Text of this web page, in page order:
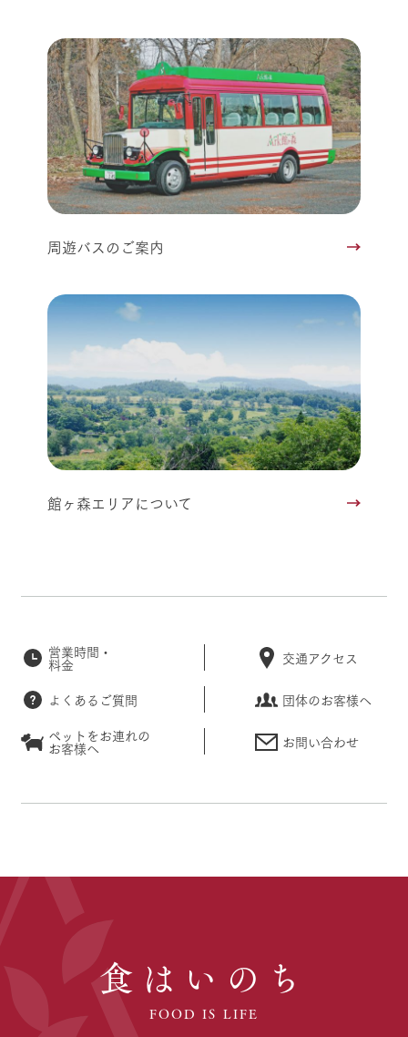
周遊バスのご案内
館ヶ森エリアについて
営業時間・
料金 交通アクセス
よくあるご質問
団体のお客様へ
ペットをお連れの
お客様へ お問い合わせ
食はいのち
FOOD IS LIFE